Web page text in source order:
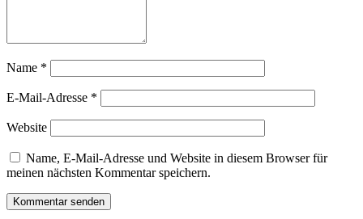
Name *
E-Mail-Adresse *
Website
Name, E-Mail-Adresse und Website in diesem Browser für
meinen nächsten Kommentar speichern.